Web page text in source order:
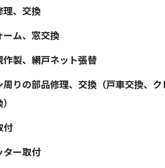
、交換
ム、窓交換
製、網戸ネット張替
りの部品修理、交換（戸車交換、ク
付
ー取付